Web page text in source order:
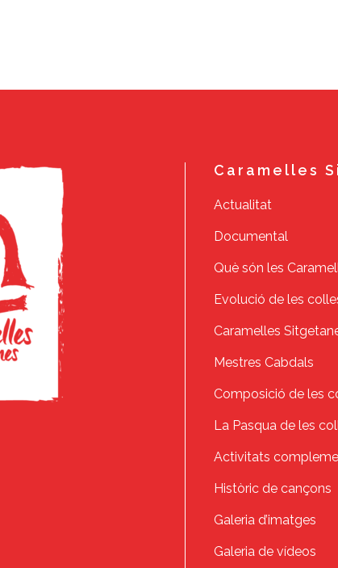
Caramelles
Actualitat
Documental
Què són les
Evolució de les
Caramelles
Mestres Cabdals
Composició de les
La Pasqua de les
Activitats
Històric de cançons
Galeria d’imatges
Galeria de vídeos